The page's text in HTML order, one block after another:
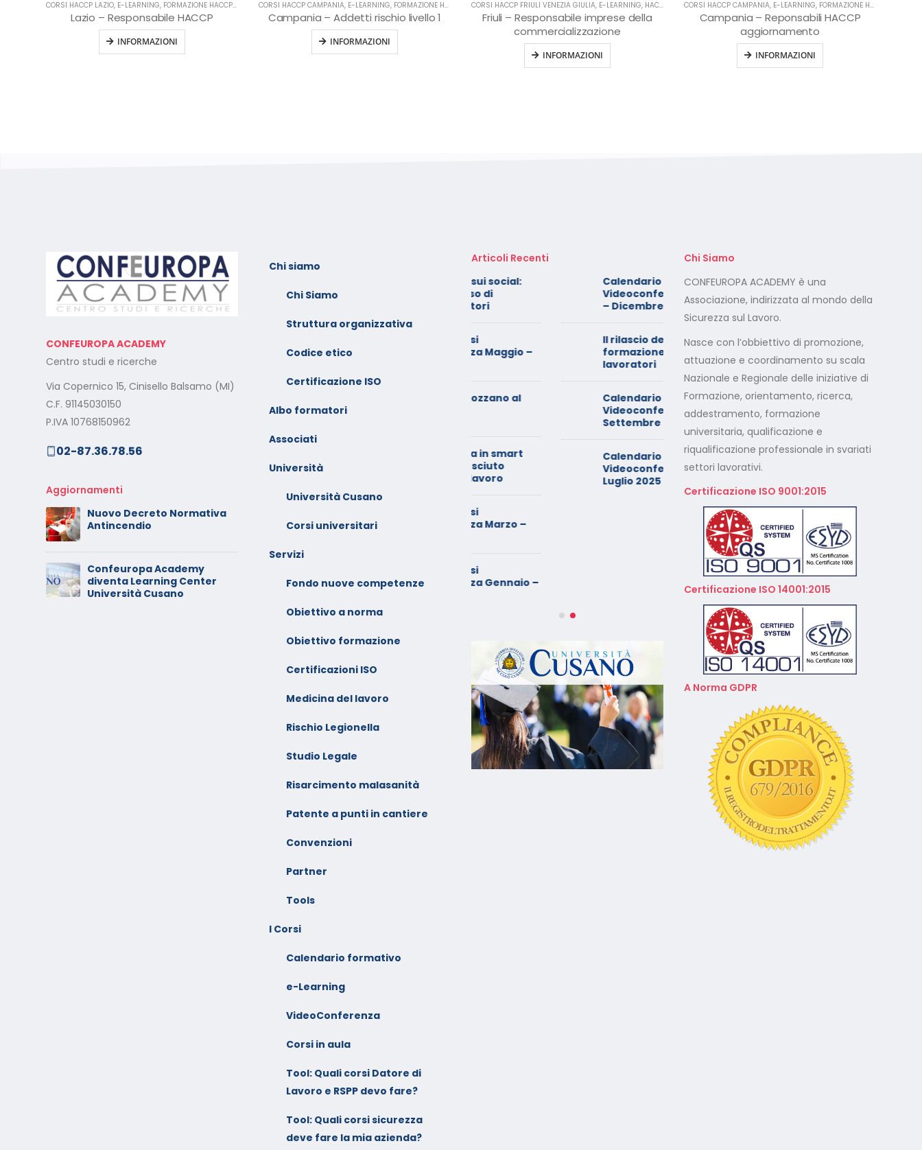
CORSI HACCP LAZIO, E-LEARNING, FORMAZIONE HACCP IN LINGUA ITALIANA , HACCP
Lazio – Responsabile HACCP
INFORMAZIONI
CORSI HACCP CAMPANIA, E-LEARNING, FORMAZIONE HACCP IN LINGUA ITALIANA ,HACCP
Campania – Addetti rischio livello 1
INFORMAZIONI
CORSI HACCP FRIULI VENEZIA GIULIA, E-LEARNING, HACCP
Friuli – Responsabile imprese della
commercializzazione
INFORMAZIONI
CORSI HACCP CAMPANIA, E-LEARNING, FORMAZIONE HACCP IN LINGUA ITALIANA
Campania – Reponsabili HACCP
aggiornamento
INFORMAZIONI
CONFEUROPA ACADEMY
Centro studi e ricerche
Via Copernico 15, Cinisello Balsamo (MI)
C.F. 91145030150
P.IVA 10768150962
02-87.36.78.56
Aggiornamenti
Nuovo Decreto Normativa
Antincendio
Confeuropa Academy
diventa Learning Center
Università Cusano
Chi siamo
Chi Siamo
Struttura organizzativa
Codice etico
Certificazione ISO
Albo formatori
Associati
Università
Università Cusano
Corsi universitari
Servizi
Fondo nuove competenze
Obiettivo a norma
Obiettivo formazione
Certificazioni ISO
Medicina del lavoro
Rischio Legionella
Studio Legale
Risarcimento malasanità
Patente a punti in cantiere
Convenzioni
Partner
Tools
I Corsi
Calendario formativo
e-Learning
VideoConferenza
Corsi in aula
Tool: Quali corsi Datore di
Lavoro e RSPP devo fare?
Tool: Quali corsi sicurezza
deve fare la mia azienda?
Articoli Recenti
Calendario Corsi
Videoconferenza Novembre
– Dicembre 2025
Il rilascio degli attestati di
formazione: è un diritto dei
lavoratori
Calendario Corsi
Videoconferenza
Settembre – Ottobre 2025
Calendario Corsi
serve il consenso di
Videoconferenza Maggio –
setaccio
working, riconosciuto
Videoconferenza Marzo –
Videoconferenza Gennaio –
Calendario Corsi
Videoconferenza Novembre
Il rilascio degli attestati di
formazione: è un diritto dei
Calendario Corsi
Videoconferenza
Settembre – Ottobre 2025
Calendario Corsi
Videoconferenza Giugno –
Foto dei minori sui social:
serve il consenso di
entrambi i genitori
Calendario Corsi
Videoconferenza Maggio –
Giugno 2026
Minimarket di Rozzano al
setaccio
Cade dalla sedia in smart
working, riconosciuto
Calendario Corsi
Videoconferenza Marzo –
Aprile 2026
Calendario Corsi
Videoconferenza Gennaio –
Febbraio 2026
Chi Siamo
CONFEUROPA ACADEMY è una
Associazione, indirizzata al mondo della
Sicurezza sul Lavoro.
Nasce con l’obbiettivo di promozione,
attuazione e coordinamento su scala
Nazionale e Regionale delle iniziative di
Formazione, orientamento, ricerca,
addestramento, formazione
universitaria, qualificazione e
riqualificazione professionale in svariati
settori lavorativi.
Certificazione ISO 9001:2015
Certificazione ISO 14001:2015
A Norma GDPR